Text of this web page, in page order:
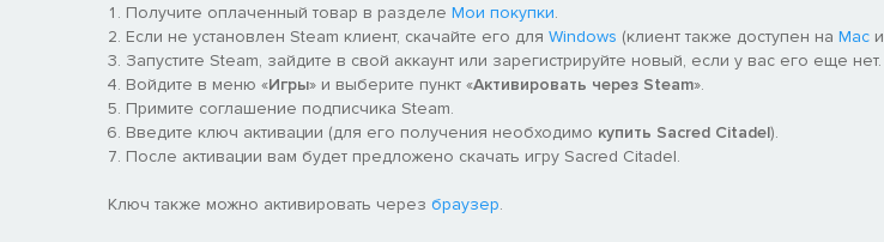
Получите оплаченный товар в разделе Мои покупки.
Если не установлен Steam клиент, скачайте его для Windows (клиент также доступен на Mac и
Запустите Steam, зайдите в свой аккаунт или зарегистрируйте новый, если у вас его еще нет.
Войдите в меню «Игры» и выберите пункт «Активировать через Steam».
Примите соглашение подписчика Steam.
Введите ключ активации (для его получения необходимо купить Sacred Citadel).
После активации вам будет предложено скачать игру Sacred Citadel.
Ключ также можно активировать через браузер.